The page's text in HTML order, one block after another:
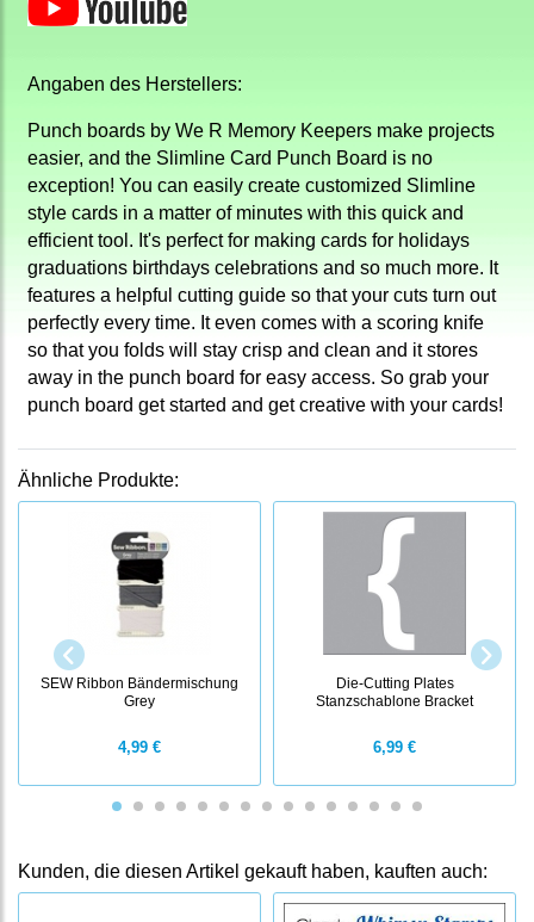
Angaben des Herstellers:
Punch boards by We R Memory Keepers make projects
easier, and the Slimline Card Punch Board is no
exception! You can easily create customized Slimline
style cards in a matter of minutes with this quick and
efficient tool. It's perfect for making cards for holidays
graduations birthdays celebrations and so much more. It
features a helpful cutting guide so that your cuts turn out
perfectly every time. It even comes with a scoring knife
so that you folds will stay crisp and clean and it stores
away in the punch board for easy access. So grab your
punch board get started and get creative with your cards!
Ähnliche Produkte:
SEW Ribbon Bändermischung
Grey
4,99 €
Die-Cutting Plates
Stanzschablone Bracket
6,99 €
Kunden, die diesen Artikel gekauft haben, kauften auch: